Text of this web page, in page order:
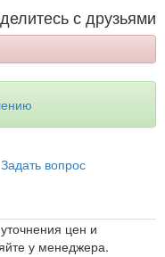
с друзьями
Задать вопрос
цен и
у менеджера.